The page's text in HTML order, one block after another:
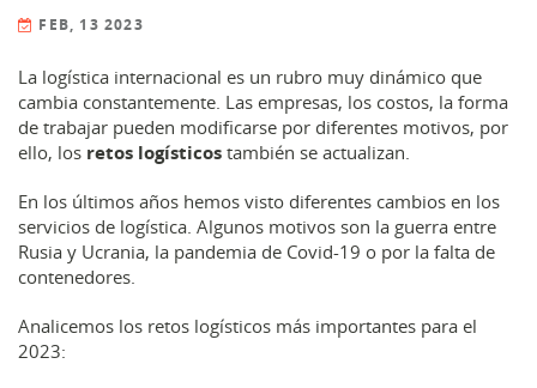
FEB, 13 2023
La logística internacional es un rubro muy dinámico que
cambia constantemente. Las empresas, los costos, la forma
de trabajar pueden modificarse por diferentes motivos, por
ello, los retos logísticos también se actualizan.
En los últimos años hemos visto diferentes cambios en los
servicios de logística. Algunos motivos son la guerra entre
Rusia y Ucrania, la pandemia de Covid-19 o por la falta de
contenedores.
Analicemos los retos logísticos más importantes para el
2023: